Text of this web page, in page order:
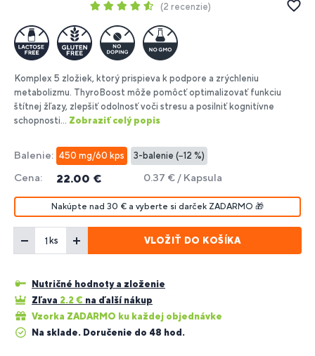
2 recenzie
Komplex 5 zložiek, ktorý prispieva k podpore a zrýchleniu
metabolizmu. ThyroBoost môže pomôcť optimalizovať funkciu
štítnej žľazy, zlepšiť odolnosť voči stresu a posilniť kognitívne
schopnosti... Zobraziť celý popis
Balenie: 450 mg/60 kps 3-balenie (−12 %)
Cena: 22.00 € 0.37 € / Kapsula
Nakúpte nad 30 € a vyberte si darček ZADARMO 🎁
ks VLOŽIŤ DO KOŠÍKA
Nutričné hodnoty a zloženie
Zľava 2.2 € na ďalší nákup
Vzorka ZADARMO ku každej objednávke
Na sklade. Doručenie do 48 hod.